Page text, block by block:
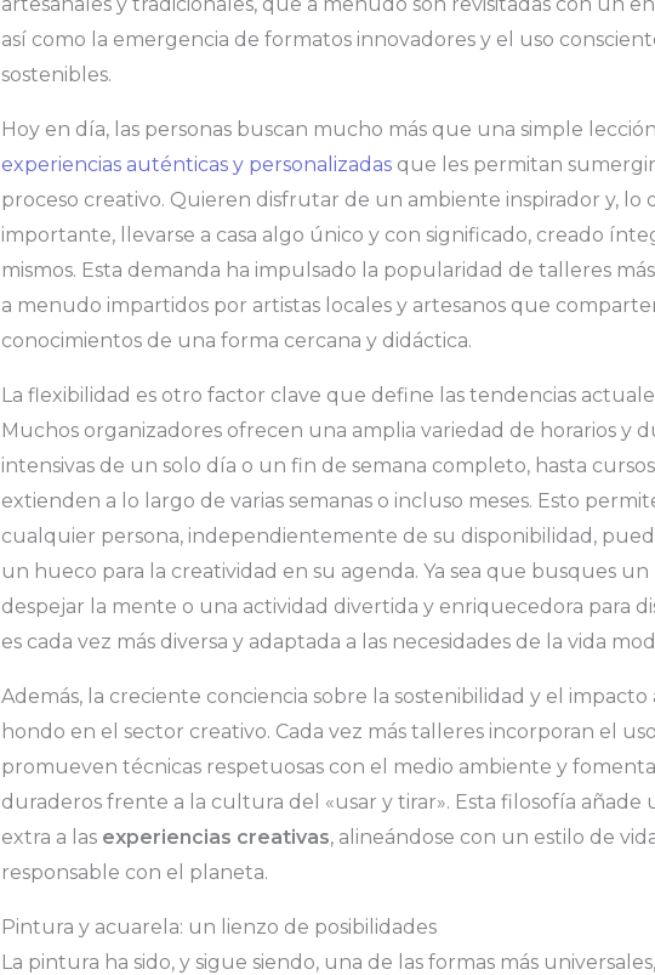
así como la emergencia de formatos innovadores y el uso
sostenibles.
Hoy en día, las personas buscan mucho más que una simple
experiencias auténticas y personalizadasque les permitan
proceso creativo. Quieren disfrutar de un ambiente inspirador y, lo
importante, llevarse a casa algo único y con significado, creado
mismos. Esta demanda ha impulsado la popularidad de talleres
a menudo impartidos por artistas locales y artesanos que
conocimientos de una forma cercana y didáctica.
La flexibilidad es otro factor clave que define las tendencias
Muchos organizadores ofrecen una amplia variedad de horarios y
intensivas de un solo día o un fin de semana completo, hasta
extienden a lo largo de varias semanas o incluso meses. Esto
cualquier persona, independientemente de su disponibilidad,
un hueco para la creatividad en su agenda. Ya sea que busques
despejar la mente o una actividad divertida y enriquecedora para
es cada vez más diversa y adaptada a las necesidades de la vida
Además, la creciente conciencia sobre la sostenibilidad y el
hondo en el sector creativo. Cada vez más talleres incorporan el
promueven técnicas respetuosas con el medio ambiente y
duraderos frente a la cultura del «usar y tirar». Esta filosofía añade
extra a las experiencias creativas, alineándose con un estilo de
responsable con el planeta.
Pintura y acuarela: un lienzo de posibilidades
La pintura ha sido, y sigue siendo, una de las formas más